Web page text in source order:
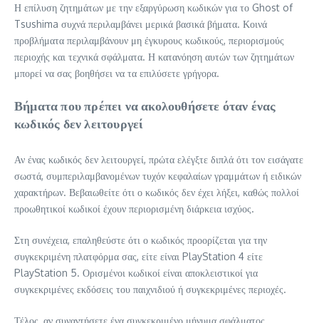
Η επίλυση ζητημάτων με την εξαργύρωση κωδικών για το Ghost of
Tsushima συχνά περιλαμβάνει μερικά βασικά βήματα. Κοινά
προβλήματα περιλαμβάνουν μη έγκυρους κωδικούς, περιορισμούς
περιοχής και τεχνικά σφάλματα. Η κατανόηση αυτών των ζητημάτων
μπορεί να σας βοηθήσει να τα επιλύσετε γρήγορα.
Βήματα που πρέπει να ακολουθήσετε όταν ένας
κωδικός δεν λειτουργεί
Αν ένας κωδικός δεν λειτουργεί, πρώτα ελέγξτε διπλά ότι τον εισάγατε
σωστά, συμπεριλαμβανομένων τυχόν κεφαλαίων γραμμάτων ή ειδικών
χαρακτήρων. Βεβαιωθείτε ότι ο κωδικός δεν έχει λήξει, καθώς πολλοί
προωθητικοί κωδικοί έχουν περιορισμένη διάρκεια ισχύος.
Στη συνέχεια, επαληθεύστε ότι ο κωδικός προορίζεται για την
συγκεκριμένη πλατφόρμα σας, είτε είναι PlayStation 4 είτε
PlayStation 5. Ορισμένοι κωδικοί είναι αποκλειστικοί για
συγκεκριμένες εκδόσεις του παιχνιδιού ή συγκεκριμένες περιοχές.
Τέλος, αν συναντήσετε ένα συγκεκριμένο μήνυμα σφάλματος,